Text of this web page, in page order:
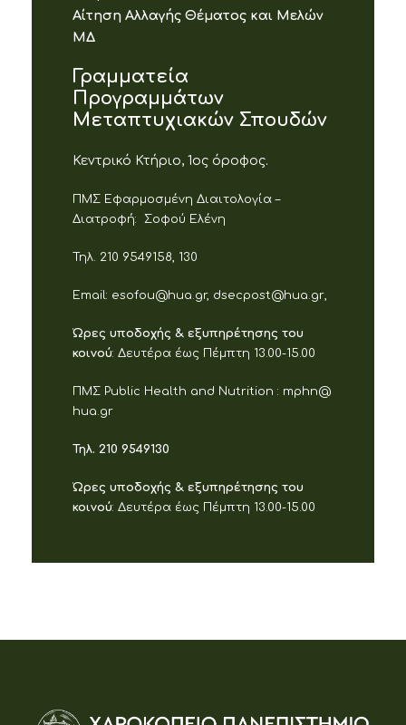
Αίτηση Αλλαγής Θέματος και Μελών
ΜΔ
Γραμματεία
Προγραμμάτων
Μεταπτυχιακών Σπουδών
Κεντρικό Κτήριο, 1ος όροφος.
ΠΜΣ Εφαρμοσμένη Διαιτολογία –
Διατροφή:
Σοφού Ελένη
Τηλ. 210 9549158, 130
Email: esofou@hua.gr, dsecpost@hua gr
Ώρες υποδοχής & εξυπηρέτησης του
κοινού: Δευτέρα έως Πέμπτη 13.00-15.00
ΠΜΣ Public Health and Nutrition : mphn@
hua.gr
Τηλ. 210 9549130
Ώρες υποδοχής & εξυπηρέτησης του
κοινού: Δευτέρα έως Πέμπτη 13.00-15.00